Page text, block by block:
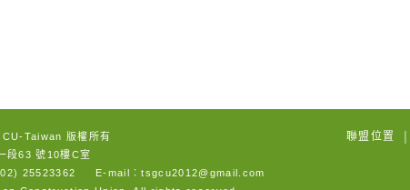
Taiwan 版權所有 聯盟位置
段63 號10樓C室
25523362 E-mail︰tsgcu2012@gmail.com